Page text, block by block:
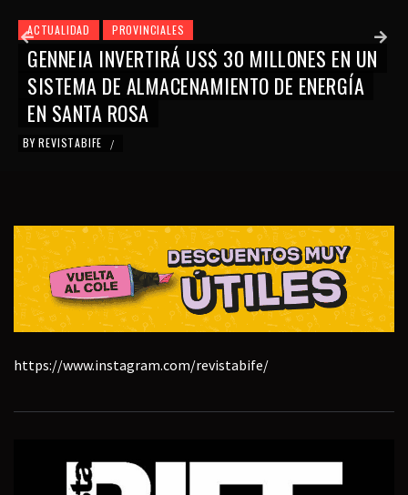
ACTUALIDAD PROVINCIALES
GENNEIA INVERTIRÁ US$ 30 MILLONES EN UN
SISTEMA DE ALMACENAMIENTO DE ENERGÍA
EN SANTA ROSA
BY REVISTABIFE /
https://www.instagram.com/revistabife/